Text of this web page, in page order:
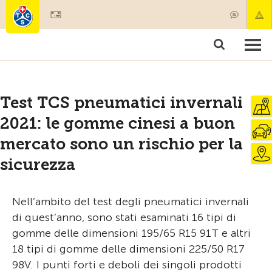
Societariato & prestazioni
Test TCS pneumatici invernali
2021: le gomme cinesi a buon
mercato sono un rischio per la
sicurezza
Nell’ambito del test degli pneumatici invernali
di quest’anno, sono stati esaminati 16 tipi di
gomme delle dimensioni 195/65 R15 91T e altri
18 tipi di gomme delle dimensioni 225/50 R17
98V. I punti forti e deboli dei singoli prodotti